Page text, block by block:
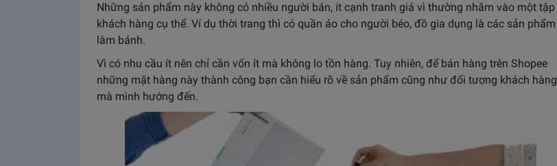
Những sản phẩm này không có nhiều người bán, ít cạnh tranh giá vì thường nhắm vào một tập
khách hàng cụ thể. Ví dụ thời trang thì có quần áo cho người béo, đồ gia dụng là các sản phẩm
làm bánh.
Vì có nhu cầu ít nên chỉ cần vốn ít mà không lo tồn hàng. Tuy nhiên, để bán hàng trên Shopee
những mặt hàng này thành công bạn cần hiểu rõ về sản phẩm cũng như đối tượng khách hàng
mà mình hướng đến.